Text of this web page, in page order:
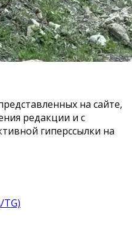
на сайте,
редакции и с
гиперссылки на
TG)